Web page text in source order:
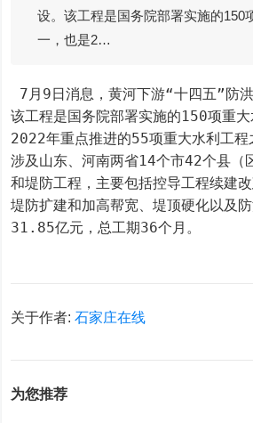
设。该工程是国务院部署实施的150
一，也是2…
该工程是国务院部署实施的150项重
2022年重点推进的55项重大水利工程
涉及山东、河南两省14个市42个县（
和堤防工程，主要包括控导工程续建改
堤防扩建和加高帮宽、堤顶硬化以及
31.85亿元，总工期36个月。
关于作者:石家庄在线
为您推荐